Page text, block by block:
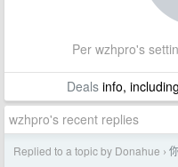
Per wzhpro's
Dealsinfo,
wzhpro's recent replies
Replied to a topic by Donahue ›